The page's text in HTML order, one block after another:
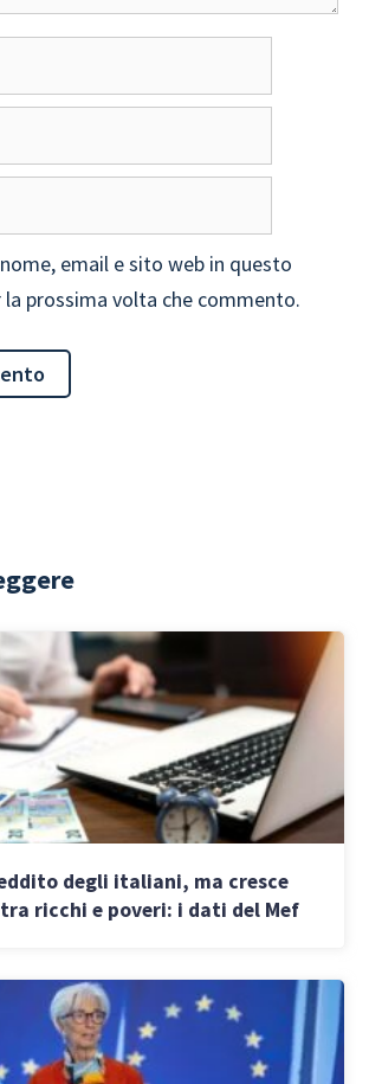
email e sito web in questo
la prossima volta che commento.
degli italiani, ma cresce
ricchi e poveri: i dati del Mef